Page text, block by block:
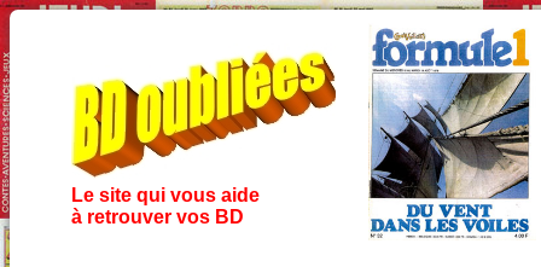
Le site qui vous aide
à retrouver vos BD